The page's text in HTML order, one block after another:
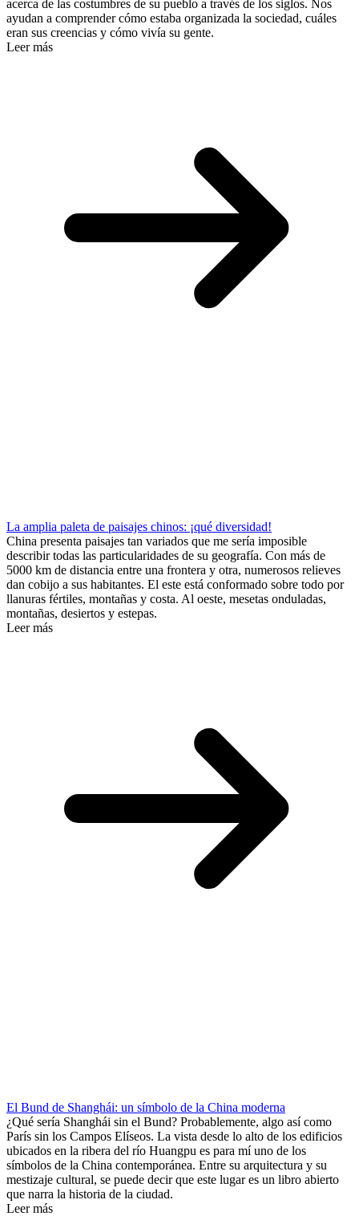
acerca de las costumbres de su pueblo a través de los siglos. Nos
ayudan a comprender cómo estaba organizada la sociedad, cuáles
eran sus creencias y cómo vivía su gente.
Leer más
La amplia paleta de paisajes chinos: ¡qué diversidad!
China presenta paisajes tan variados que me sería imposible
describir todas las particularidades de su geografía. Con más de
5000 km de distancia entre una frontera y otra, numerosos relieves
dan cobijo a sus habitantes. El este está conformado sobre todo por
llanuras fértiles, montañas y costa. Al oeste, mesetas onduladas,
montañas, desiertos y estepas.
Leer más
El Bund de Shanghái: un símbolo de la China moderna
¿Qué sería Shanghái sin el Bund? Probablemente, algo así como
París sin los Campos Elíseos. La vista desde lo alto de los edificios
ubicados en la ribera del río Huangpu es para mí uno de los
símbolos de la China contemporánea. Entre su arquitectura y su
mestizaje cultural, se puede decir que este lugar es un libro abierto
que narra la historia de la ciudad.
Leer más